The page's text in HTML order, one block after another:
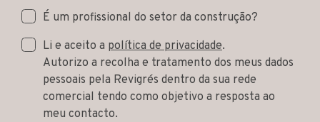
É um profissional do setor da construção?
Li e aceito a política de privacidade.
Autorizo a recolha e tratamento dos meus dados
pessoais pela Revigrés dentro da sua rede
comercial tendo como objetivo a resposta ao
meu contacto.